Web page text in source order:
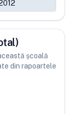
școală
din rapoartele